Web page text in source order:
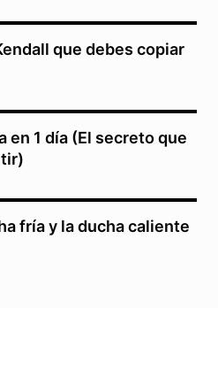
que debes copiar
en 1 día (El secreto que
fría y la ducha caliente